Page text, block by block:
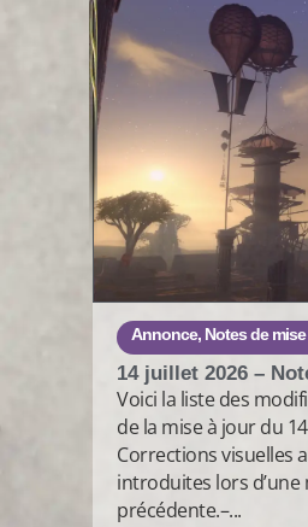
Annonce, Notes de
14 juillet 2026 –
Voici la liste des
de la mise à jour du
Corrections visuelles
introduites lors d’une
précédente.–...